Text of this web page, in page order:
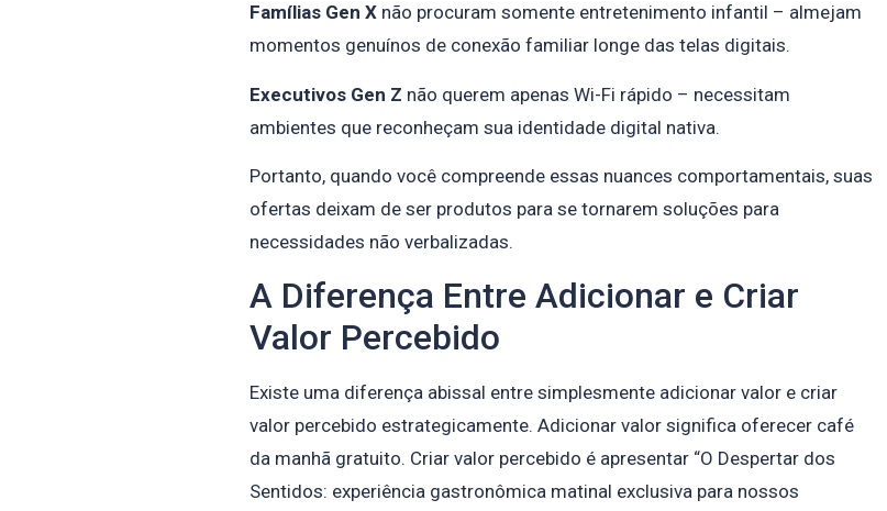
Famílias Gen Xnão procuram somente entretenimento infantil – almejam
momentos genuínos de conexão familiar longe das telas digitais.
Executivos Gen Z não querem apenas Wi-Fi rápido – necessitam
ambientes que reconheçam sua identidade digital nativa.
Portanto, quando você compreende essas nuances comportamentais, suas
ofertas deixam de ser produtos para se tornarem soluções para
necessidades não verbalizadas.
A Diferença Entre Adicionar e Criar
Valor Percebido
Existe uma diferença abissal entre simplesmente adicionar valor e criar
valor percebido estrategicamente. Adicionar valor significa oferecer café
da manhã gratuito. Criar valor percebido é apresentar “O Despertar dos
Sentidos: experiência gastronômica matinal exclusiva para nossos